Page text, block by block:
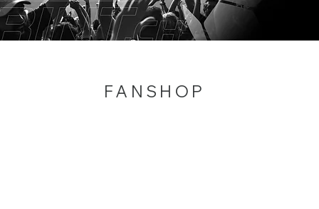
FANSHOP